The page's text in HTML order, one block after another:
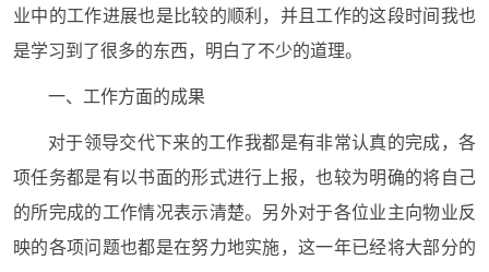
业中的工作进展也是比较的顺利，并且工作的这段时间我也
是学习到了很多的东西，明白了不少的道理。
一、工作方面的成果
对于领导交代下来的工作我都是有非常认真的完成，各
项任务都是有以书面的形式进行上报，也较为明确的将自己
的所完成的工作情况表示清楚。另外对于各位业主向物业反
映的各项问题也都是在努力地实施，这一年已经将大部分的